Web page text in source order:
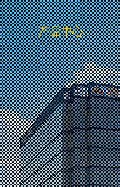
产品中心